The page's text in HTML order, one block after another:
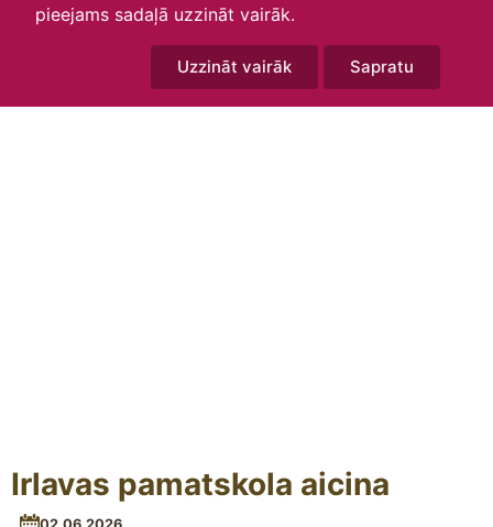
pieejams sadaļā uzzināt vairāk.
Uzzināt vairāk Sapratu
Irlavas pamatskola aicina